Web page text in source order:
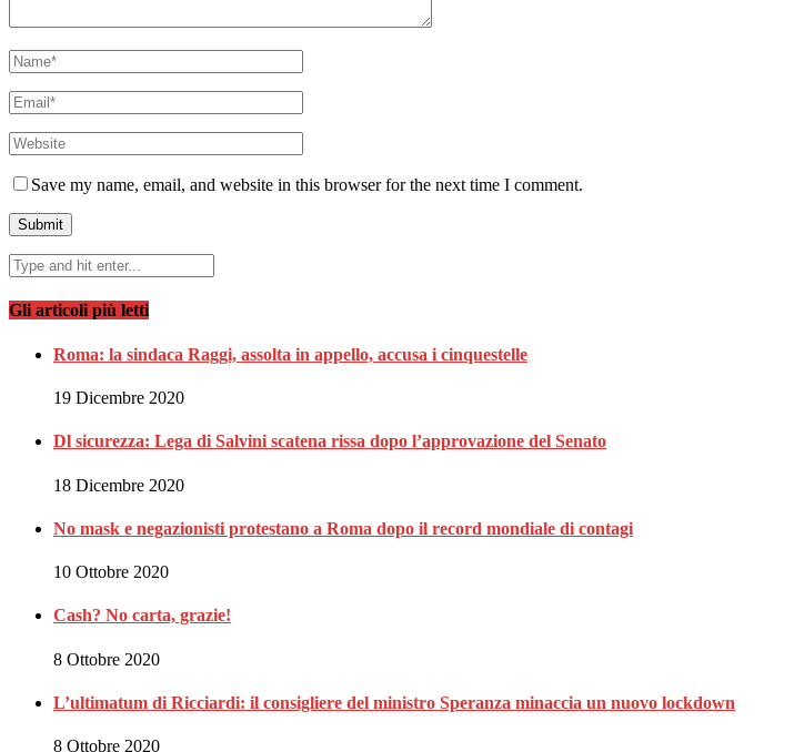
Save my name, email, and website in this browser for the next time I comment.
Gli articoli più letti
Roma: la sindaca Raggi, assolta in appello, accusa i cinquestelle
19 Dicembre 2020
Dl sicurezza: Lega di Salvini scatena rissa dopo l’approvazione del Senato
18 Dicembre 2020
No mask e negazionisti protestano a Roma dopo il record mondiale di contagi
10 Ottobre 2020
Cash? No carta, grazie!
8 Ottobre 2020
L’ultimatum di Ricciardi: il consigliere del ministro Speranza minaccia un nuovo lockdown
8 Ottobre 2020